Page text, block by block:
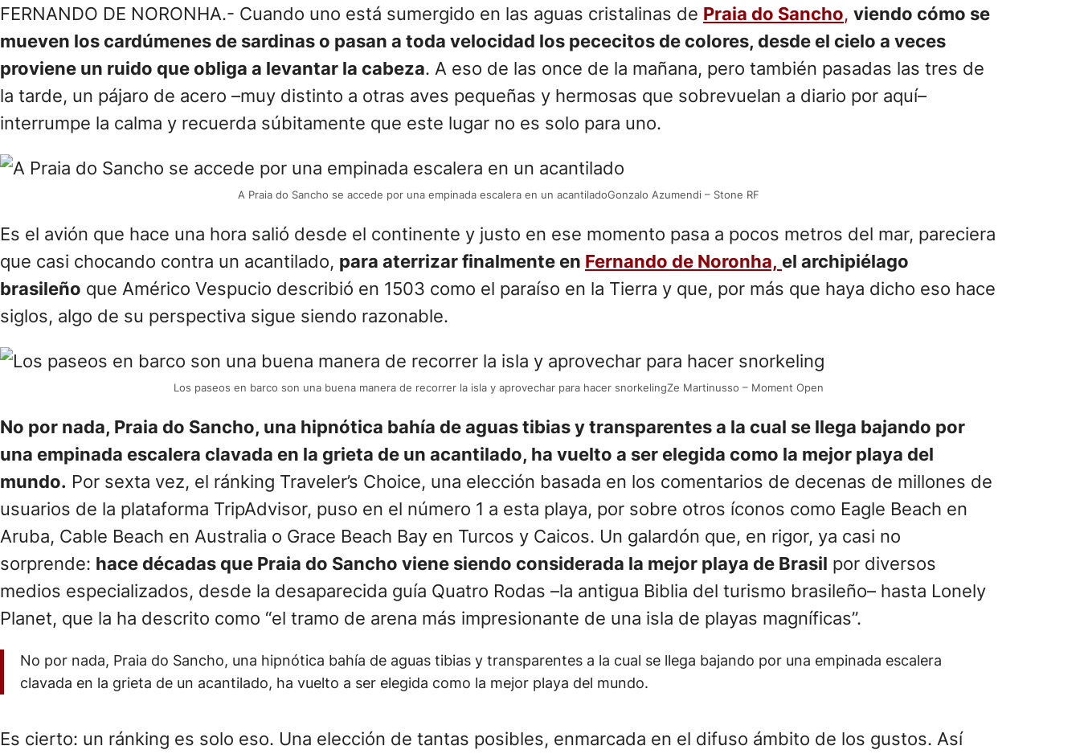
FERNANDO DE NORONHA.- Cuando uno está sumergido en las aguas cristalinas de Praia do Sancho, viendo cómo se
mueven los cardúmenes de sardinas o pasan a toda velocidad los pececitos de colores, desde el cielo a veces
proviene un ruido que obliga a levantar la cabeza. A eso de las once de la mañana, pero también pasadas las tres de
la tarde, un pájaro de acero –muy distinto a otras aves pequeñas y hermosas que sobrevuelan a diario por aquí–
interrumpe la calma y recuerda súbitamente que este lugar no es solo para uno.
A Praia do Sancho se accede por una empinada escalera en un acantiladoGonzalo Azumendi – Stone RF
Es el avión que hace una hora salió desde el continente y justo en ese momento pasa a pocos metros del mar, pareciera
que casi chocando contra un acantilado, para aterrizar finalmente en Fernando de Noronha, el archipiélago
brasileño que Américo Vespucio describió en 1503 como el paraíso en la Tierra y que, por más que haya dicho eso hace
siglos, algo de su perspectiva sigue siendo razonable.
Los paseos en barco son una buena manera de recorrer la isla y aprovechar para hacer snorkelingZe Martinusso – Moment Open
No por nada, Praia do Sancho, una hipnótica bahía de aguas tibias y transparentes a la cual se llega bajando por
una empinada escalera clavada en la grieta de un acantilado, ha vuelto a ser elegida como la mejor playa del
mundo. Por sexta vez, el ránking Traveler’s Choice, una elección basada en los comentarios de decenas de millones de
usuarios de la plataforma TripAdvisor, puso en el número 1 a esta playa, por sobre otros íconos como Eagle Beach en
Aruba, Cable Beach en Australia o Grace Beach Bay en Turcos y Caicos. Un galardón que, en rigor, ya casi no
sorprende: hace décadas que Praia do Sancho viene siendo considerada la mejor playa de Brasil por diversos
medios especializados, desde la desaparecida guía Quatro Rodas –la antigua Biblia del turismo brasileño– hasta Lonely
Planet, que la ha descrito como “el tramo de arena más impresionante de una isla de playas magníficas”.
No por nada, Praia do Sancho, una hipnótica bahía de aguas tibias y transparentes a la cual se llega bajando por una empinada escalera
clavada en la grieta de un acantilado, ha vuelto a ser elegida como la mejor playa del mundo.
Es cierto: un ránking es solo eso. Una elección de tantas posibles, enmarcada en el difuso ámbito de los gustos. Así